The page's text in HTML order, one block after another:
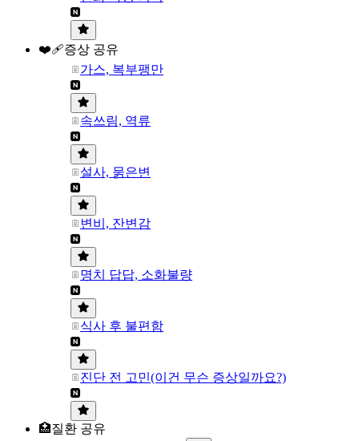
❤️‍🩹증상 공유
가스, 복부팽만
속쓰림, 역류
설사, 묽은변
변비, 잔변감
명치 답답, 소화불량
식사 후 불편함
진단 전 고민(이건 무슨 증상일까요?)
🏥질환 공유